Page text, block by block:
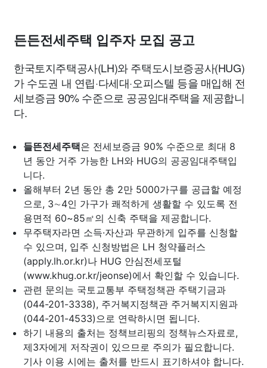
든든전세주택 입주자 모집 공고
한국토지주택공사(LH)와 주택도시보증공사(HUG)
가 수도권 내 연립·다세대·오피스텔 등을 매입해 전
세보증금 90% 수준으로 공공임대주택을 제공합니
다.
들뜬전세주택은 전세보증금 90% 수준으로 최대 8
년 동안 거주 가능한 LH와 HUG의 공공임대주택입
니다.
올해부터 2년 동안 총 2만 5000가구를 공급할 예정
으로, 3∼4인 가구가 쾌적하게 생활할 수 있도록 전
용면적 60~85㎡의 신축 주택을 제공합니다.
무주택자라면 소득·자산과 무관하게 입주를 신청할
수 있으며, 입주 신청방법은 LH 청약플러스
(apply.lh.or.kr)나 HUG 안심전세포털
(www.khug.or.kr/jeonse)에서 확인할 수 있습니다.
관련 문의는 국토교통부 주택정책관 주택기금과
(044-201-3338), 주거복지정책관 주거복지지원과
(044-201-4533)으로 연락하시면 됩니다.
하기 내용의 출처는 정책브리핑의 정책뉴스자료로,
제3자에게 저작권이 있으므로 주의가 필요합니다.
기사 이용 시에는 출처를 반드시 표기하셔야 합니다.